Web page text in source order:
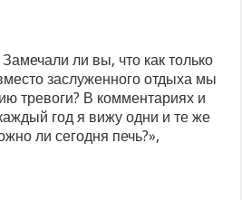
ли вы, что как только
заслуженного отдыха мы
тревоги? В комментариях и
год я вижу одни и те же
ли сегодня печь?»,